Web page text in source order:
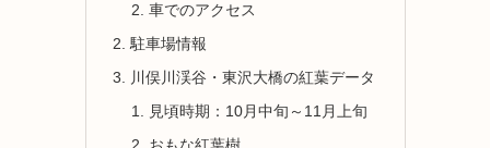
車でのアクセス
駐車場情報
川俣川渓谷・東沢大橋の紅葉データ
見頃時期：10月中旬～11月上旬
おもな紅葉樹